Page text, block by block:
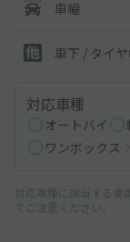
車幅
車下 / タイ
対応車種
オートバイ
ワンボックス
対応車種に該当する車
でご注意ください。